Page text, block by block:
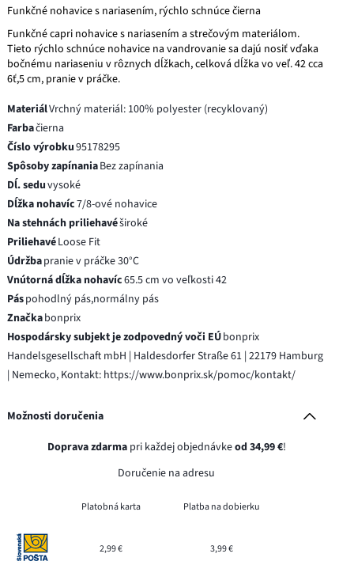
Funkčné nohavice s nariasením, rýchlo schnúce čierna
Funkčné capri nohavice s nariasením a strečovým materiálom.
Tieto rýchlo schnúce nohavice na vandrovanie sa dajú nosiť vďaka
bočnému nariaseniu v rôznych dĺžkach, celková dĺžka vo veľ. 42 cca
6ť,5 cm, pranie v práčke.
MateriálVrchný materiál: 100% polyester (recyklovaný)
Farbačierna
Číslo výrobku95178295
Spôsoby zapínaniaBez zapínania
Dĺ. seduvysoké
Dĺžka nohavíc7/8-ové nohavice
Na stehnách priliehavéširoké
PriliehavéLoose Fit
Údržbapranie v práčke 30°C
Vnútorná dĺžka nohavíc65.5 cm vo veľkosti 42
Páspohodlný pás,normálny pás
Značkabonprix
Hospodársky subjekt je zodpovedný voči EÚbonprix
Handelsgesellschaft mbH | Haldesdorfer Straße 61 | 22179 Hamburg
| Nemecko, Kontakt: https://www.bonprix.sk/pomoc/kontakt/
Možnosti doručenia
Doprava zdarmapri každej objednávkeod 34,99 €!
Doručenie na adresu
Platobná karta Platba na dobierku
2,99 € 3,99 €